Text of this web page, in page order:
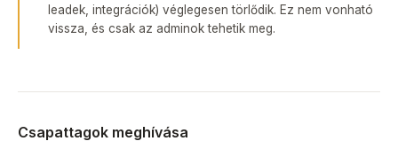
leadek, integrációk) véglegesen törlődik. Ez nem vonható
vissza, és csak az adminok tehetik meg.
Csapattagok meghívása